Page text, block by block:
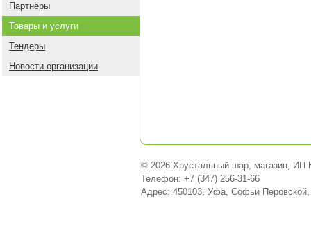
Партнёры
Товары и услуги
Тендеры
Новости организации
© 2026 Хрустальный шар, магазин, ИП
Телефон: +7 (347) 256-31-66
Адрес: 450103, Уфа, Софьи Перовской,